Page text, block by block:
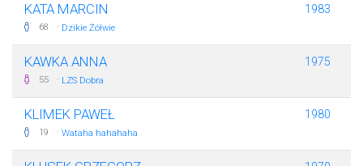
KATA MARCIN
68 · Dzikie Żółwie
1983
KAWKA ANNA
55 · LZS Dobra
1975
KLIMEK PAWEŁ
19 · Wataha hahahaha
1980